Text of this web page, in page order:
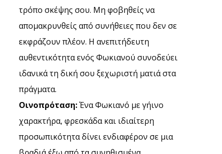
τρόπο σκέψης σου. Μη φοβηθείς να
απομακρυνθείς από συνήθειες που δεν σε
εκφράζουν πλέον. Η ανεπιτήδευτη
αυθεντικότητα ενός Φωκιανού συνοδεύει
ιδανικά τη δική σου ξεχωριστή ματιά στα
πράγματα.
Οινοπρόταση: Ένα Φωκιανό με γήινο
χαρακτήρα, φρεσκάδα και ιδιαίτερη
προσωπικότητα δίνει ενδιαφέρον σε μια